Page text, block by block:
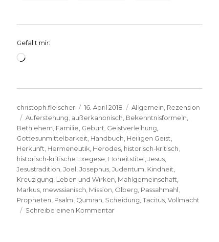
Gefällt mir:
Wird
Autor
christoph.fleischer
Veröffentlicht
am
16. April 2018 Kategorien
Allgemein Rezension
Schlagwörter
Auferstehung außerkanonisch Bekenntnisformeln
Bethlehem Familie Geburt Geistverleihung
Gottesunmittelbarkeit Handbuch Heiligen Geist
Herkunft Hermeneutik Herodes historisch-kritisch
historisch-kritische Exegese Hoheitstitel ,Jesus
Jesustradition ,Joel ,Josephus ,Judentum Kindheit
Kreuzigung Leben und Wirken Mahlgemeinschaft
Markus mewssianisch Mission Ölberg Passahmahl
Propheten Psalm Qumran Scheidung ,Tacitus ,Vollmacht
Schreibe einen Kommentarzu